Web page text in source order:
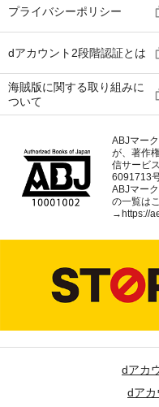
プライバシーポリシー
dアカウント2段階認証とは
海賊版に関する取り組みに
ついて
ABJマー
が、著作
信サービ
6091713
ABJマー
の一覧は
→ https://
dアカ
dアカ